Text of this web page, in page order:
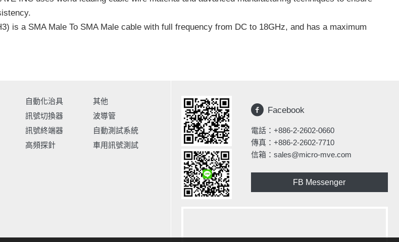
is a SMA Male To SMA Male cable with full frequency from DC to 18GHz, and has a maximum
自動化治具
訊號切換器
訊號終端器
高頻探針
其他
波導管
自動測試系統
車用訊號測試
Facebook
電話： +886-2-2602-0660
傳真：+886-2-2602-7710
信箱： sales@micro-mve.com
FB Messenger